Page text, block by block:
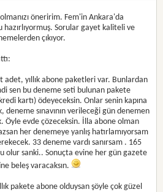
öneririm. Fem'in Ankara'da
hazırlıyormuş. Sorular gayet kaliteli ve
çıkıyor.
adet, yıllık abone paketleri var. Bunlardan
sen bu deneme seti bulunan pakete
kartı) ödeyeceksin. Onlar senin kapına
deneme sınavının verileceği gün denemen
Öyle evde çözeceksin. İlla abone olman
her denemeye yanlış hatırlamıyorsam
33 deneme vardı sanırsam . 165
olur sanki.. Sonuçta evine her gün gazete
beleş varacaksın.
pakete abone olduysan şöyle çok güzel